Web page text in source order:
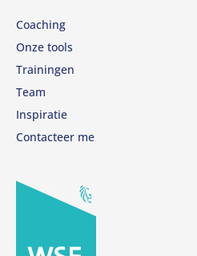
Coaching
Onze tools
Trainingen
Team
Inspiratie
Contacteer me